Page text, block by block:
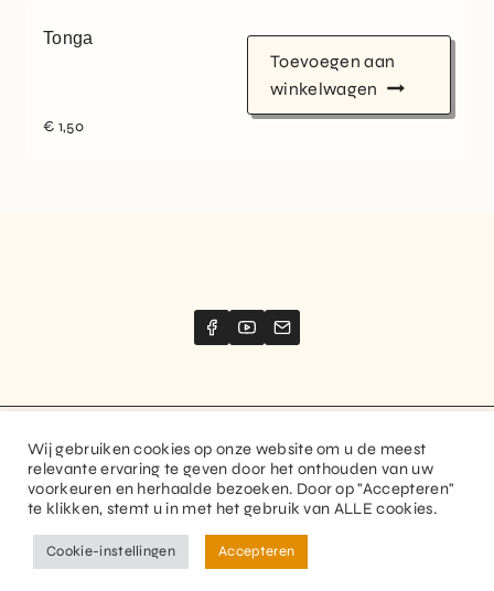
Tonga
€ 1,50
Toevoegen aan
winkelwagen
Website created byStimize
© 2026 Guitaranthem. All rights reserved.
Privacy Policy Terms and Conditions
Wij gebruiken cookies op onze website om u de meest
relevante ervaring te geven door het onthouden van uw
voorkeuren en herhaalde bezoeken. Door op "Accepteren"
te klikken, stemt u in met het gebruik van ALLE cookies.
Cookie-instellingen Accepteren